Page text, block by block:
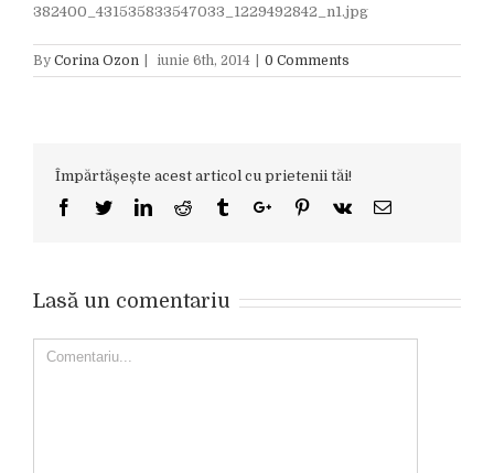
382400_431535833547033_1229492842_n1.jpg
By Corina Ozon iunie 6th, 2014 0 Comments
Împărtășește acest articol cu prietenii tăi!
Facebook
TwitterLinkedinReddit TumblrGoogle+Pinterest
Vk Email
Lasă un comentariu
Comment